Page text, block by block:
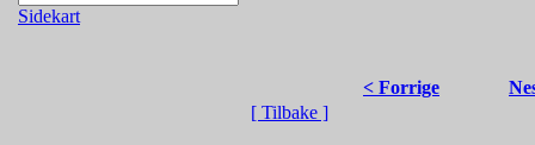
Sidekart
< Forrige
[ Tilbake ]